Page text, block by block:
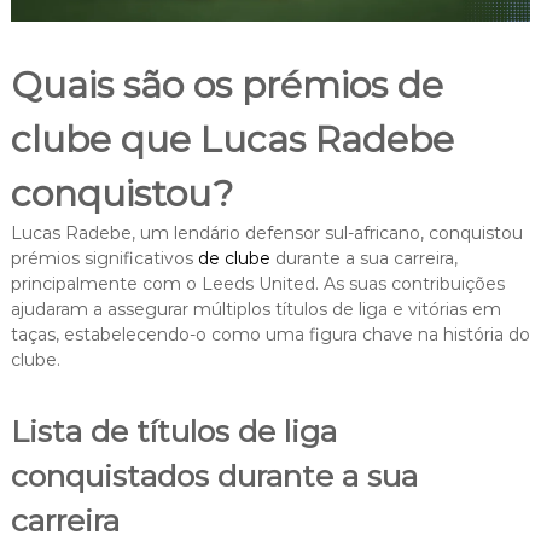
Quais são os prémios de
clube que Lucas Radebe
conquistou?
Lucas Radebe, um lendário defensor sul-africano, conquistou
prémios significativos de clube durante a sua carreira,
principalmente com o Leeds United. As suas contribuições
ajudaram a assegurar múltiplos títulos de liga e vitórias em
taças, estabelecendo-o como uma figura chave na história do
clube.
Lista de títulos de liga
conquistados durante a sua
carreira